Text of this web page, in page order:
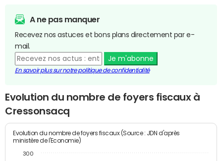
A ne pas manquer
Recevez nos astuces et bons plans directement par e-
mail.
Je m'abonne
En savoir plus sur notre politique de confidentialité
Evolution du nombre de foyers fiscaux à
Cressonsacq
Evolution du nombre de foyers fiscaux (Source : JDN d'après
ministère de l'Economie)
300